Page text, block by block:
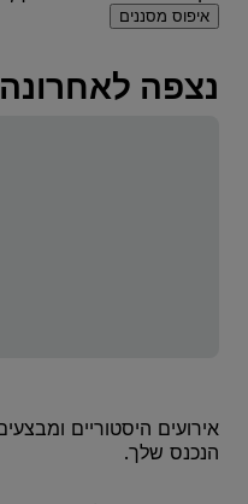
איפוס מסננים
נצפה לאחרונה
אירועים היסטוריים
הנכנס שלך.